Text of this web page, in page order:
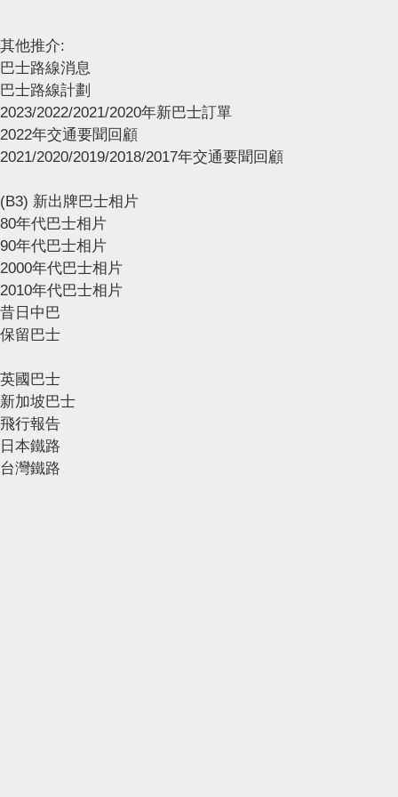
其他推介:
巴士路線消息
巴士路線計劃
2023/2022/2021/2020年新巴士訂單
2022年交通要聞回顧
2021/2020/2019/2018/2017年交通要聞回顧
(B3) 新出牌巴士相片
80年代巴士相片
90年代巴士相片
2000年代巴士相片
2010年代巴士相片
昔日中巴
保留巴士
英國巴士
新加坡巴士
飛行報告
日本鐵路
台灣鐵路